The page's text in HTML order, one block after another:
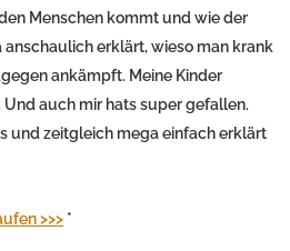
Menschen kommt und wie der
anschaulich erklärt, wieso man krank
ankämpft. Meine Kinder
auch mir hats super gefallen.
und zeitgleich mega einfach erklärt
>>> *